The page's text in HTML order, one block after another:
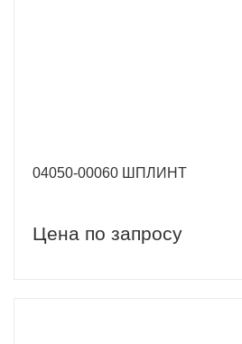
04050-00060 ШПЛИНТ
Цена по запросу